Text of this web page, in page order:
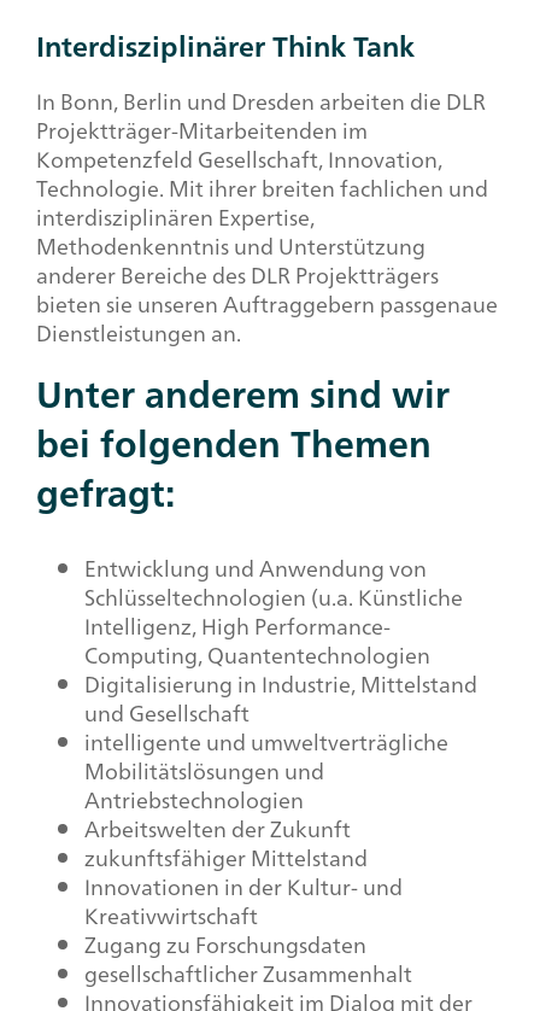
Interdisziplinärer Think Tank
In Bonn, Berlin und Dresden arbeiten die DLR
Projektträger-Mitarbeitenden im
Kompetenzfeld Gesellschaft, Innovation,
Technologie. Mit ihrer breiten fachlichen und
interdisziplinären Expertise,
Methodenkenntnis und Unterstützung
anderer Bereiche des DLR Projektträgers
bieten sie unseren Auftraggebern passgenaue
Dienstleistungen an.
Unter anderem sind wir
bei folgenden Themen
gefragt:
Entwicklung und Anwendung von
Schlüsseltechnologien (u.a. Künstliche
Intelligenz, High Performance-
Computing, Quantentechnologien
Digitalisierung in Industrie, Mittelstand
und Gesellschaft
intelligente und umweltverträgliche
Mobilitätslösungen und
Antriebstechnologien
Arbeitswelten der Zukunft
zukunftsfähiger Mittelstand
Innovationen in der Kultur- und
Kreativwirtschaft
Zugang zu Forschungsdaten
gesellschaftlicher Zusammenhalt
Innovationsfähigkeit im Dialog mit der